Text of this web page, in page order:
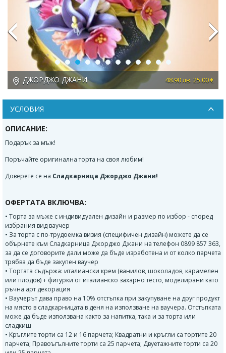
ДЖОРДЖО ДЖАНИ 48.90 лв. 25.00 €
Previous Next
УСЛОВИЯ
ОПИСАНИЕ:
Подарък за мъж!
Поръчайте оригинална торта на своя любим!
Доверете се на Сладкарница Джорджо Джани!
ОФЕРТАТА ВКЛЮЧВА:
• Торта за мъже с индивидуален дизайн и размер по избор - според
избрания вид ваучер
• За торта с по-трудоемка визия (специфичен дизайн) можете да се
обърнете към Сладкарница Джорджо Джани на телефон 0899 857 363,
за да се договорите дали може да бъде изработена и от колко парчета
трябва да бъде закупен ваучер
• Тортата съдържа: италиански крем (ванилов, шоколадов, карамелен
или плодов) + фигурки от италианско захарно тесто, моделирани като
ръчна арт декорация
• Ваучерът дава право на 10% отстъпка при закупуване на друг продукт
на място в сладкарницата в деня на използване на ваучера. Отстъпката
може да бъде използвана както за напитка, така и за торта или
сладкиш
• Кръглите торти са 12 и 16 парчета; Квадратни и кръгли са тортите 20
парчета; Правоъгълните торти са 25 парчета; Двуетажните торти са 20